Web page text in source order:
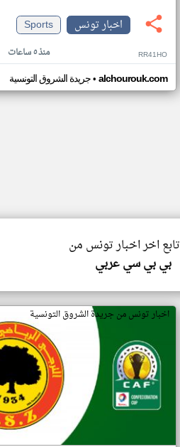
اخبار تونس
Sports
منذ ٥ ساعات RR41HO
جريدة الشروق التونسية• alchourouk.com
تابع اخر اخبار تونس من
بي بي سي عربي
اخبار تونس من جريدة الشروق التونسية